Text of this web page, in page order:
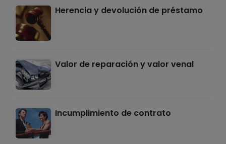
Herencia y devolución de préstamo
Valor de reparación y valor venal
Incumplimiento de contrato